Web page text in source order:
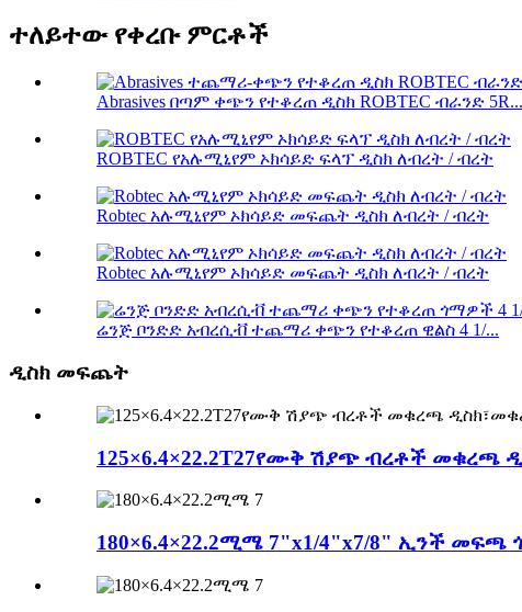
ተለይተው የቀረቡ ምርቶች
Abrasives በጣም ቀጭን የተቆረጠ ዲስክ ROBTEC ብራንድ 5R...
ROBTEC የአሉሚኒየም ኦክሳይድ ፍላፕ ዲስክ ለብረት / ብረት
Robtec አሉሚኒየም ኦክሳይድ መፍጨት ዲስክ ለብረት / ብረት
Robtec አሉሚኒየም ኦክሳይድ መፍጨት ዲስክ ለብረት / ብረት
ሬንጅ ቦንድድ አብረሲቭ ተጨማሪ ቀጭን የተቆረጠ ዊልስ 4 1/...
ዲስክ መፍጨት
125×6.4×22.2T27የሙቅ ሽያጭ ብረቶች
180×6.4×22.2ሚሜ 7"x1/4"x7/8" ኢንች መፍጫ